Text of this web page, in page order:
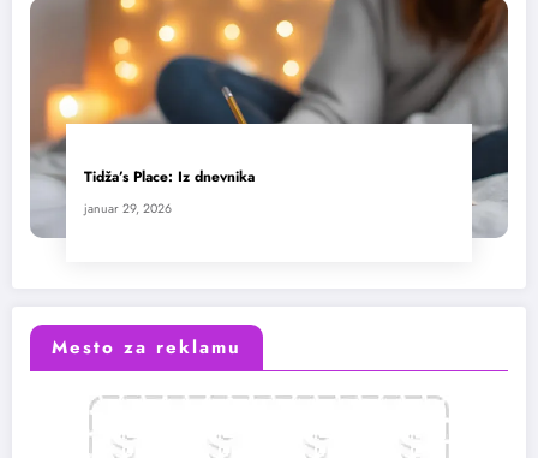
Tidža’s Place: Iz dnevnika
januar 29, 2026
Mesto za reklamu